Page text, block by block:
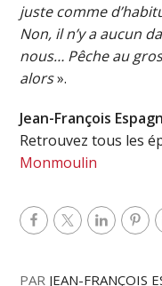
juste comme
Non, il n’y a aucun
nous… Pêche au
alors».
Jean-François
Retrouvez tous les
Monmoulin
PAR JEAN-FRANÇOIS